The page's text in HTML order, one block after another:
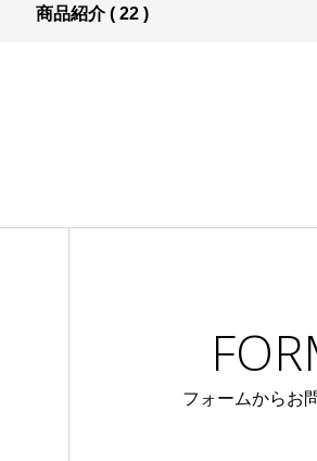
商品紹介 ( 22 )
フォームからお